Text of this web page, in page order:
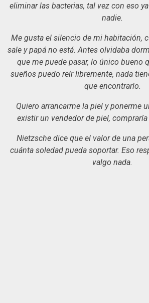
eliminar las bacterias, tal vez con eso
nadie.
Me gusta el silencio de mi habitación,
sale y papá no está. Antes olvidaba
que me puede pasar, lo único bueno
sueños puedo reír libremente, nada
que encontrarlo.
Quiero arrancarme la piel y ponerme
existir un vendedor de piel,
Nietzsche dice que el valor de una
cuánta soledad pueda soportar. Eso
valgo nada.